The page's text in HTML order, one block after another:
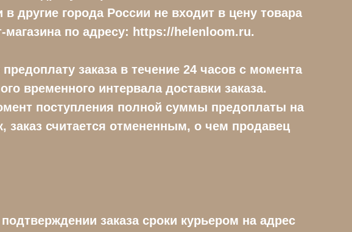
другие города России не входит в цену товара
магазина по адресу: https://helenloom.ru.
заказа в течение 24 часов с момента
временного интервала доставки заказа.
поступления полной суммы предоплаты на
заказ считается отмененным, о чем продавец
заказа сроки курьером на адрес